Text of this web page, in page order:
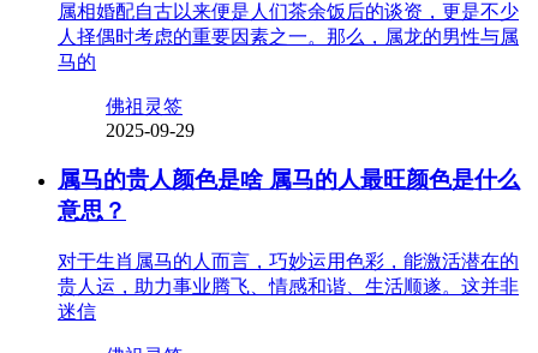
属相婚配自古以来便是人们茶余饭后的谈资，更是不少
人择偶时考虑的重要因素之一。那么，属龙的男性与属
马的
佛祖灵签
2025-09-29
属马的贵人颜色是啥 属马的人最旺颜色是什么
意思？
对于生肖属马的人而言，巧妙运用色彩，能激活潜在的
贵人运，助力事业腾飞、情感和谐、生活顺遂。这并非
迷信